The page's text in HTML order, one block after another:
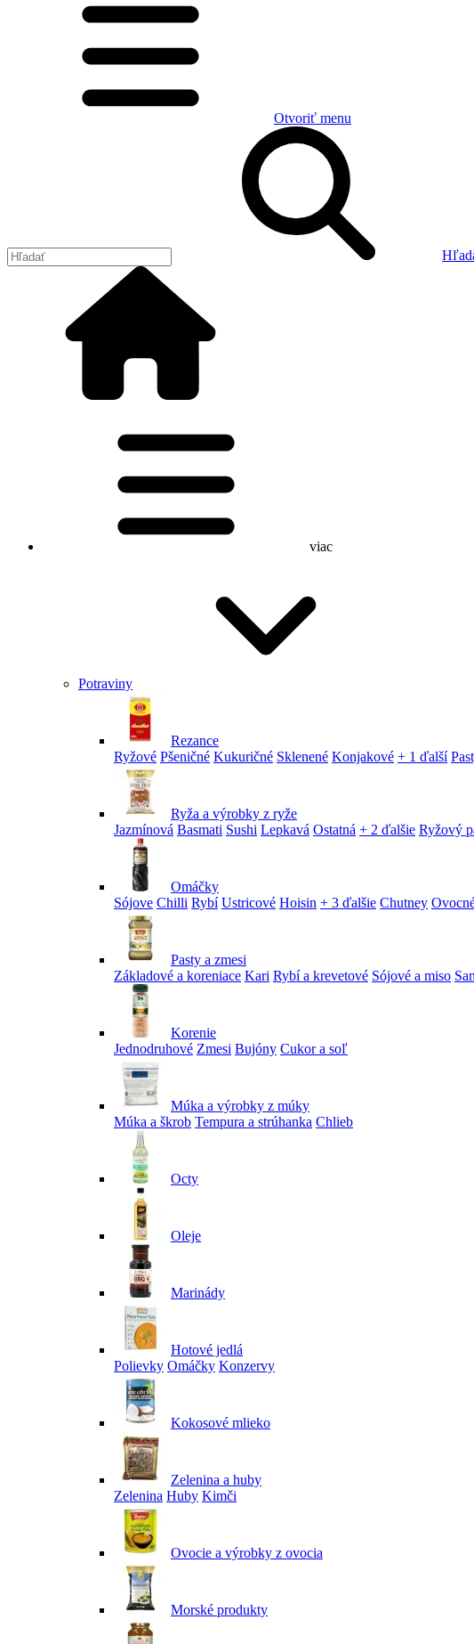
Otvoriť menu
viac
Potraviny
Rezance
Ryžové Pšeničné Kukuričné Sklenené Konjakové + 1 ďalší
Ryža a výrobky z ryže
Jazmínová Basmati Sushi Lepkavá Ostatná + 2 ďalšie Ryžový
Omáčky
Sójove Chilli Rybí Ustricové Hoisin + 3 ďalšie Chutney
Pasty a zmesi
Základové a koreniace Kari Rybí a krevetové Sójové a miso
Korenie
Jednodruhové Zmesi Bujóny Cukor a soľ
Múka a výrobky z múky
Múka a škrob Tempura a strúhanka Chlieb
Octy
Oleje
Marinády
Hotové jedlá
Polievky Omáčky Konzervy
Kokosové mlieko
Zelenina a huby
Zelenina Huby Kimči
Ovocie a výrobky z ovocia
Morské produkty